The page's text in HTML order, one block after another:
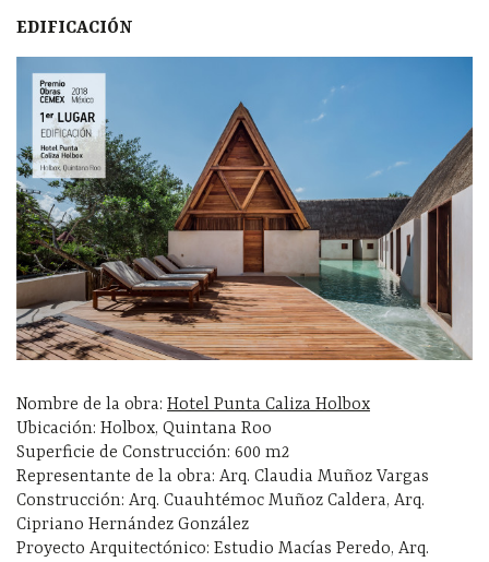
EDIFICACIÓN
Nombre de la obra: Hotel Punta Caliza Holbox
Ubicación: Holbox, Quintana Roo
Superficie de Construcción: 600 m2
Representante de la obra: Arq. Claudia Muñoz Vargas
Construcción: Arq. Cuauhtémoc Muñoz Caldera, Arq.
Cipriano Hernández González
Proyecto Arquitectónico: Estudio Macías Peredo, Arq.